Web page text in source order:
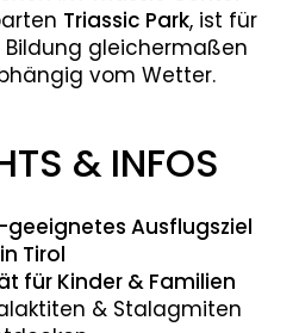
Triassic Park, ist für
gleichermaßen
vom Wetter.
& INFOS
Ausflugsziel
in Tirol
für Kinder & Familien
& Stalagmiten